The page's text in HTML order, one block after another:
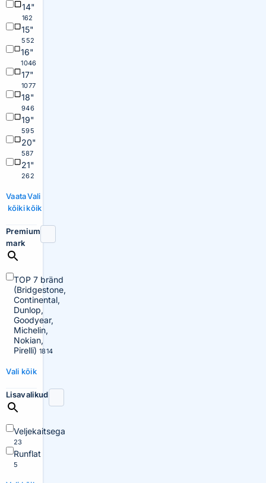
14"
162
15"
552
16"
1046
17"
1077
18"
946
19"
595
20"
587
21"
262
Vaata
kõiki
Vali
kõik
Premium
mark
TOP 7 bränd
(Bridgestone,
Continental,
Dunlop,
Goodyear,
Michelin,
Nokian,
Pirelli) 1814
Vali kõik
Lisavalikud
Veljekaitsega
23
Runflat
5